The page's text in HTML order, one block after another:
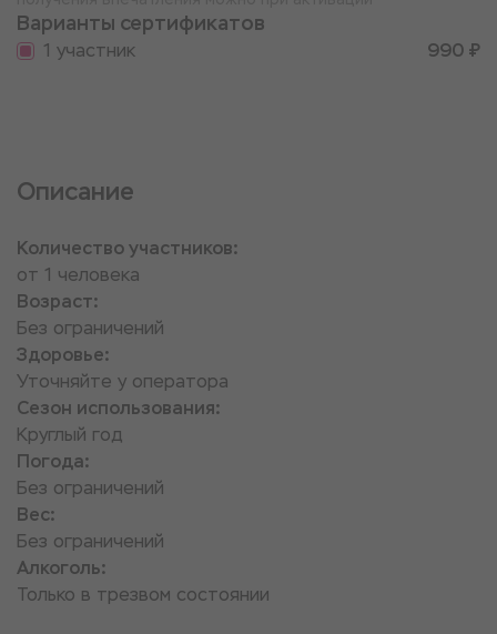
Варианты сертификатов
1 участник 990 ₽
Описание
Количество участников:
от 1 человека
Возраст:
Без ограничений
Здоровье:
Уточняйте у оператора
Сезон использования:
Круглый год
Погода:
Без ограничений
Вес:
Без ограничений
Алкоголь:
Только в трезвом состоянии